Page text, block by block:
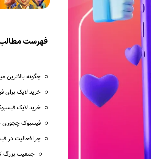
فهرست
چگونه بالاترین
خرید لایک برای
خرید لایک
فیسبوک چجوری
چرا فعالیت در
جمعیت بزرگ